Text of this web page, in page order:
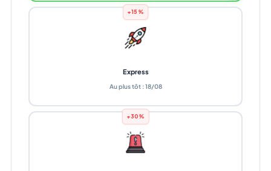
+15%
Express
Au plus tôt : 18/08
+30%